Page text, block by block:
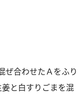
ぜ合わせたＡをふり
と白すりごまを混